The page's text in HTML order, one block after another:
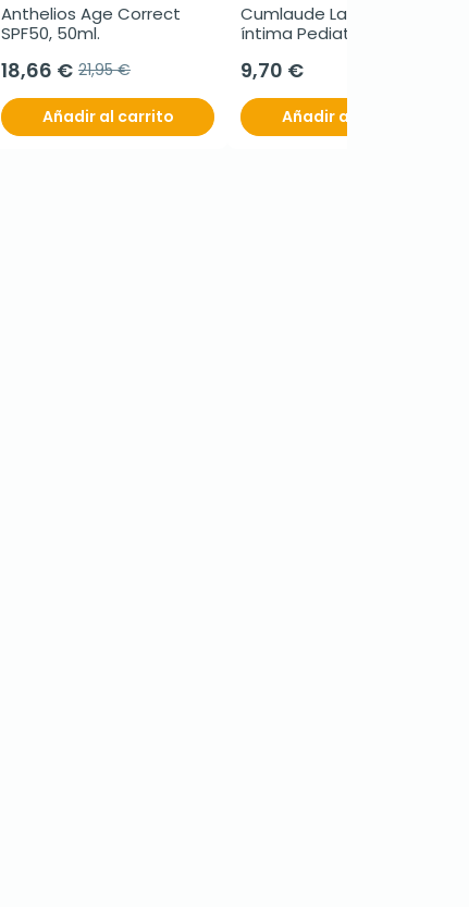
Anthelios Age Correct
SPF50, 50ml.
18,66 € 21,95 €
Añadir al carrito
Cumlaude Lab Higiene
íntima Pediatrics, 250 ml
9,70 €
Añadir al carrito